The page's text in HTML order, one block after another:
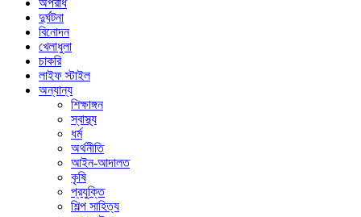
অপরাধ
দুর্ঘটনা
বিনোদন
খেলাধুলা
চাকরি
লাইফ স্টাইল
অন্যান্য
শিক্ষাঙ্গন
স্বাস্থ্য
ধর্ম
অর্থনীতি
আইন-আদালত
কৃষি
প্রযুক্তি
শিল্প সাহিত্য